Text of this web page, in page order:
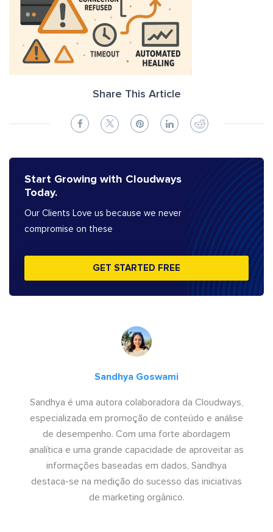
Share This Article
Start Growing with Cloudways
Today.
Our Clients Love us because we never
compromise on these
GET STARTED FREE
Sandhya Goswami
Sandhya é uma autora colaboradora da Cloudways,
especializada em promoção de conteúdo e análise
de desempenho. Com uma forte abordagem
analítica e uma grande capacidade de aproveitar as
informações baseadas em dados, Sandhya
destaca-se na medição do sucesso das iniciativas
de marketing orgânico.